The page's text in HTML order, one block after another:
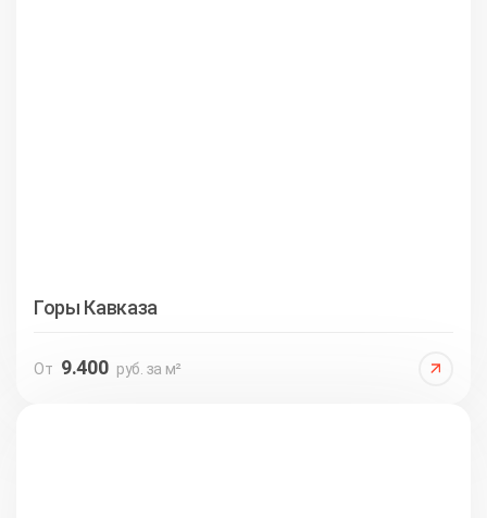
Горы Кавказа
От 9.400 руб. за м²